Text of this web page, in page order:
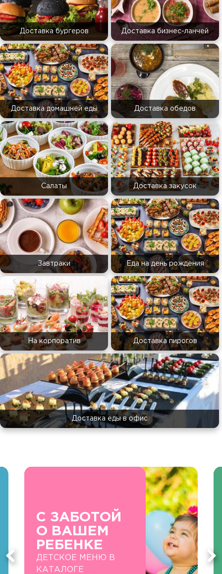
Доставка бургеров Доставка бизнес-ланчей
Доставка домашней еды Доставка обедов
Салаты Доставка закусок
Завтраки Еда на день рождения
На корпоратив Доставка пирогов
Доставка еды в офис
С ЗАБОТОЙ
О ВАШЕМ
РЕБЕНКЕ
ДЕТСКОЕ МЕНЮ В
КАТАЛОГЕ